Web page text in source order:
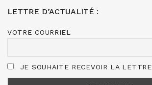
LETTRE D’ACTUALITÉ :
VOTRE COURRIEL
JE SOUHAITE RECEVOIR LA LETTRE